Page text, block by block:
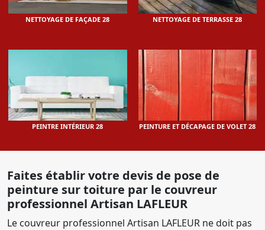
NETTOYAGE DE FAÇADE 28 NETTOYAGE DE TERRASSE 28
PEINTRE INTÉRIEUR 28 PEINTURE ET DÉCAPAGE DE VOLET 28
Faites établir votre devis de pose de
peinture sur toiture par le couvreur
professionnel Artisan LAFLEUR
Le couvreur professionnel Artisan LAFLEUR ne doit pas